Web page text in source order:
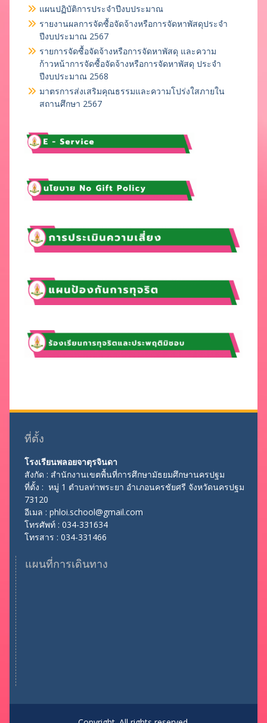
แผนปฏิบัติการประจำปีงบประมาณ
รายงานผลการจัดซื้อจัดจ้างหรือการจัดหาพัสดุประจำ
ปีงบประมาณ 2567
รายการจัดซื้อจัดจ้างหรือการจัดหาพัสดุ และความ
ก้าวหน้าการจัดซื้อจัดจ้างหรือการจัดหาพัสดุ ประจำ
ปีงบประมาณ 2568
มาตรการส่งเสริมคุณธรรมและความโปร่งใสภายใน
สถานศึกษา 2567
ที่ตั้ง
โรงเรียนพลอยจาตุรจินดา
สังกัด : สำนักงานเขตพื้นที่การศึกษามัธยมศึกษานครปฐม
ที่ตั้ง : หมู่ 1 ตำบลท่าพระยา อำเภอนครชัยศรี จังหวัดนครปฐม
73120
อีเมล : phloi.school@gmail.com
โทรศัพท์ : 034-331634
โทรสาร : 034-331466
แผนที่การเดินทาง